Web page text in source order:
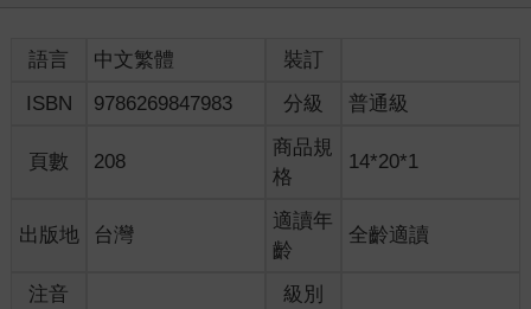
這裡的遙遠與隱蔽，因為它能讓她得以逃離，讓她那顆漂泊的心
感到熟悉，但我沒有多問，只是靜靜地聽著。
「後來，她來到亞洲旅行，最後選擇留在這座小島。」亞歷修繼
續說，「當我知道她在這裡時，我就來了。」
「她知道你來了嗎？」我好奇地問。
語言 中文繁體
裝訂
ISBN
9786269847983 分級 普通級
頁數 208
商品規
格
14*20*1
出版地 台灣
適讀年
齡
全齡適讀
注音 級別